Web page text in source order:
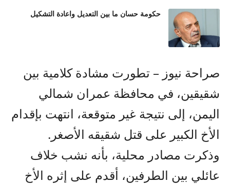
حكومة حسان ما بين التعديل واعادة التشكيل
صراحة نيوز – تطورت مشادة كلامية بين
شقيقين، في محافظة عمران شمالي
اليمن، إلى نتيجة غير متوقعة، انتهت بإقدام
الأخ الكبير على قتل شقيقه الأصغر.
وذكرت مصادر محلية، بأنه نشب خلاف
عائلي بين الطرفين، أقدم على إثره الأخ